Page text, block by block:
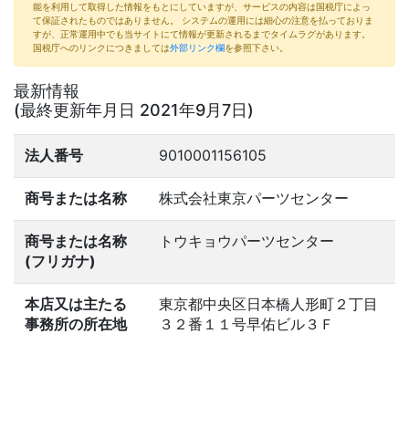
能を利用して取得した情報をもとにしていますが、サービスの内容は国税庁によっ
て保証されたものではありません。 システムの運用には細心の注意を払っておりま
すが、正常運用中でも当サイトにて情報が更新されるまでタイムラグがあります。
国税庁へのリンクにつきましては外部リンク欄を参照下さい。
最新情報
(最終更新年月日 2021年9月7日)
法人番号 9010001156105
商号または名称 株式会社東京パーツセンター
商号または名称
(フリガナ)
トウキョウパーツセンター
本店又は主たる
事務所の所在地
東京都中央区日本橋人形町２丁目
３２番１１号早佑ビル３Ｆ